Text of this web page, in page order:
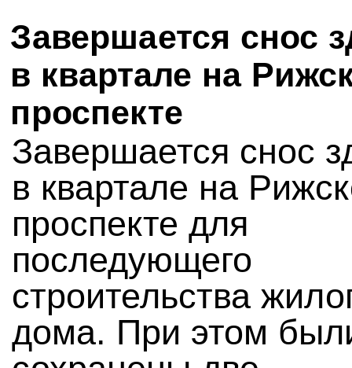
Завершается снос
в квартале на
проспекте
Завершается снос
в квартале на
проспекте для
последующего
строительства
дома. При этом